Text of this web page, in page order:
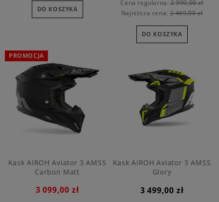
DO KOSZYKA
Cena regularna: 2 999,00 zł
Najniższa cena:2 469,00 zł
DO KOSZYKA
Kask AIROH Aviator 3 AMSS
Carbon Matt
3 099,00 zł
PROMOCJA
Kask AIROH Aviator 3 AMSS
Glory
3 499,00 zł